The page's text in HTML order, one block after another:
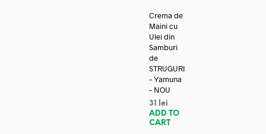
Crema de
Maini cu
Ulei din
Samburi
de
STRUGURI
– Yamuna
– NOU
31
lei
ADD TO
CART